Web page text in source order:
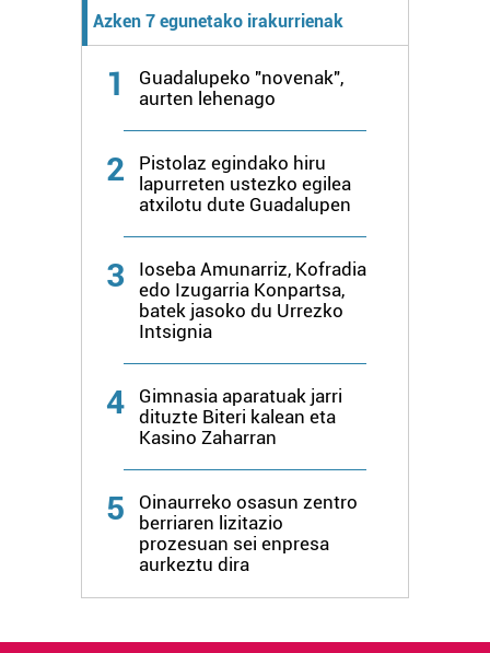
Azken 7 egunetako irakurrienak
1
Guadalupeko "novenak",
aurten lehenago
2
Pistolaz egindako hiru
lapurreten ustezko egilea
atxilotu dute Guadalupen
3
Ioseba Amunarriz, Kofradia
edo Izugarria Konpartsa,
batek jasoko du Urrezko
Intsignia
4
Gimnasia aparatuak jarri
dituzte Biteri kalean eta
Kasino Zaharran
5
Oinaurreko osasun zentro
berriaren lizitazio
prozesuan sei enpresa
aurkeztu dira